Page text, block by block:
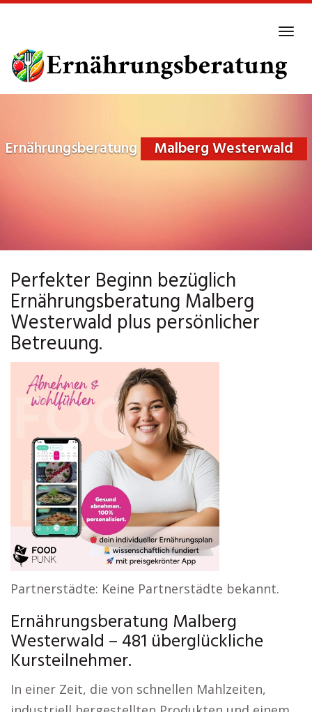
main
content
Ernährungsberatung Malberg Westerwald
Perfekter Beginn bezüglich
Ernährungsberatung Malberg
Westerwald plus persönlicher
Betreuung.
Partnerstädte: Keine Partnerstädte bekannt.
Ernährungsberatung Malberg
Westerwald – 481 überglückliche
Kursteilnehmer.
In einer Zeit, die von schnellen Mahlzeiten,